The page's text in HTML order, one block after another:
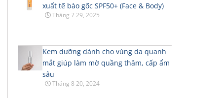
xuất tế bào gốc SPF50+ (Face & Body)
Tháng 7 29, 2025
Kem dưỡng dành cho vùng da quanh
mắt giúp làm mờ quầng thâm, cấp ẩm
sâu
Tháng 8 20, 2024